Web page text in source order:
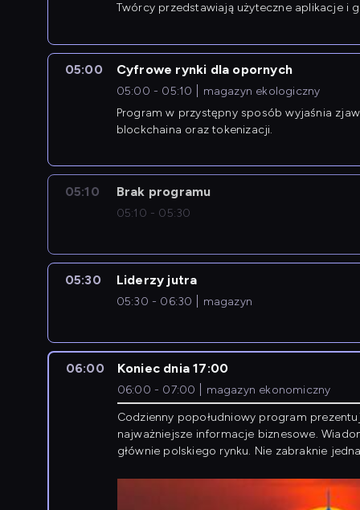
Twórcy przedstawiają użyteczne aplikacje i
05:00 Cyfrowe rynki dla opornych
05:00 - 05:10
magazyn ekologiczny
Program w przystępny sposób wyjaśnia
blockchaina oraz tokenizacji.
05:10 Brak programu
05:10 - 05:30
05:30 Liderzy jutra
05:30 - 06:30 magazyn
06:00 Koniec dnia 17:00
06:00 - 07:00
magazyn ekonomiczny
Codzienny popołudniowy program
najważniejsze informacje biznesowe.
głównie polskiego rynku. Nie zabraknie